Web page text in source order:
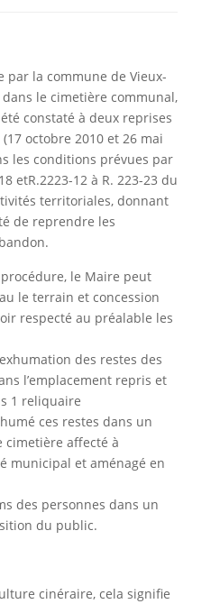
par la commune de Vieux-
le cimetière communal,
constaté à deux reprises
octobre 2010 et 26 mai
les conditions prévues par
etR.2223-12 à R. 223-23 du
territoriales, donnant
de reprendre les
le Maire peut
le terrain et concession
respecté au préalable les
des restes des
l’emplacement repris et
1 reliquaire
ces restes dans un
cimetière affecté à
municipal et aménagé en
des personnes dans un
du public.
cinéraire, cela signifie